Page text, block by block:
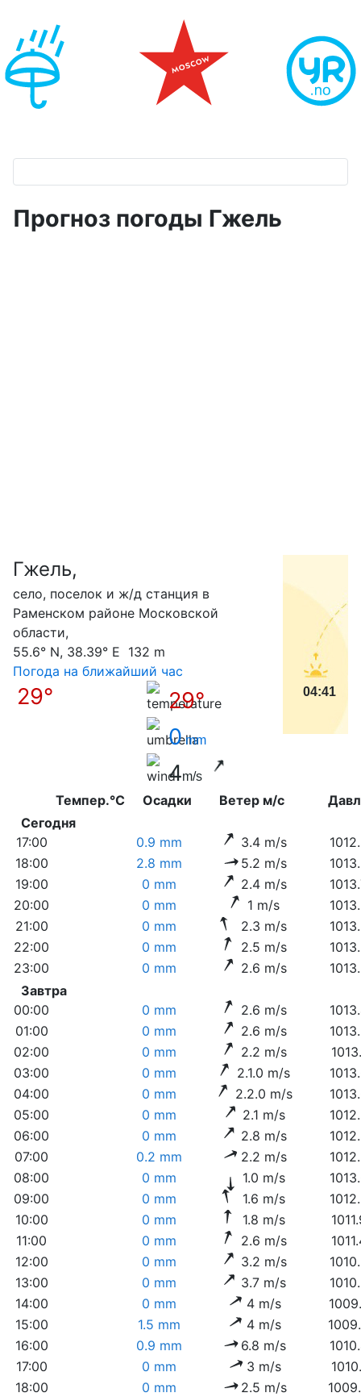
Прогноз погоды Гжель
Гжель,
село, поселок и ж/д станция в
Раменском районе Московской
области,
55.6° N, 38.39° E 132 m
Погода на ближайший час
29°
29°
0mm
4m/s
04:41
Темпер.°C Осадки Ветер м/с
Сегодня
17:00
0.9 mm 3.4 m/s
18:00
2.8 mm 5.2 m/s
19:00
0 mm 2.4 m/s
20:00
0 mm 1 m/s
21:00
0 mm 2.3 m/s
22:00
0 mm 2.5 m/s
23:00
0 mm 2.6 m/s
Завтра
00:00
0 mm 2.6 m/s
01:00
0 mm 2.6 m/s
02:00
0 mm 2.2 m/s
03:00
0 mm 2.1.0 m/s
04:00
0 mm 2.2.0 m/s
05:00
0 mm 2.1 m/s
06:00
0 mm 2.8 m/s
07:00
0.2 mm 2.2 m/s
08:00
0 mm 1.0 m/s
09:00
0 mm 1.6 m/s
10:00
0 mm 1.8 m/s
11:00
0 mm 2.6 m/s
12:00
0 mm 3.2 m/s
13:00
0 mm 3.7 m/s
14:00
0 mm 4 m/s
15:00
1.5 mm 4 m/s
16:00
0.9 mm 6.8 m/s
17:00
0 mm 3 m/s
18:00
0 mm 2.5 m/s